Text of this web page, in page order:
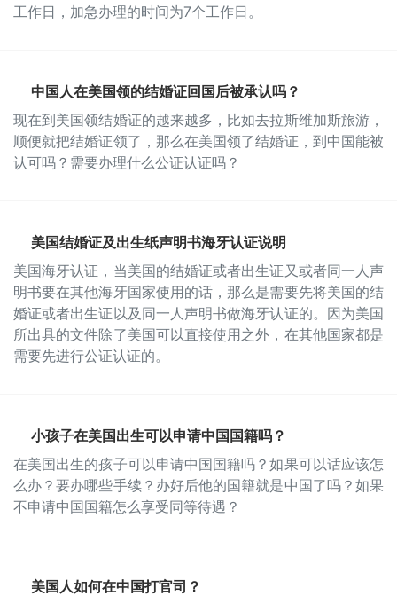
工作日，加急办理的时间为7个工作日。
中国人在美国领的结婚证回国后被承认吗？
现在到美国领结婚证的越来越多，比如去拉斯维加斯旅游，
顺便就把结婚证领了，那么在美国领了结婚证，到中国能被
认可吗？需要办理什么公证认证吗？
美国结婚证及出生纸声明书海牙认证说明
美国海牙认证，当美国的结婚证或者出生证又或者同一人声
明书要在其他海牙国家使用的话，那么是需要先将美国的结
婚证或者出生证以及同一人声明书做海牙认证的。因为美国
所出具的文件除了美国可以直接使用之外，在其他国家都是
需要先进行公证认证的。
小孩子在美国出生可以申请中国国籍吗？
在美国出生的孩子可以申请中国国籍吗？如果可以话应该怎
么办？要办哪些手续？办好后他的国籍就是中国了吗？如果
不申请中国国籍怎么享受同等待遇？
美国人如何在中国打官司？